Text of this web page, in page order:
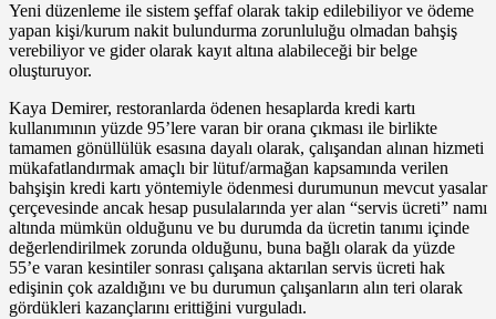
Yeni düzenleme ile sistem şeffaf olarak takip edilebiliyor ve ödeme
yapan kişi/kurum nakit bulundurma zorunluluğu olmadan bahşiş
verebiliyor ve gider olarak kayıt altına alabileceği bir belge
oluşturuyor.
Kaya Demirer, restoranlarda ödenen hesaplarda kredi kartı
kullanımının yüzde 95’lere varan bir orana çıkması ile birlikte
tamamen gönüllülük esasına dayalı olarak, çalışandan alınan hizmeti
mükafatlandırmak amaçlı bir lütuf/armağan kapsamında verilen
bahşişin kredi kartı yöntemiyle ödenmesi durumunun mevcut yasalar
çerçevesinde ancak hesap pusulalarında yer alan “servis ücreti” namı
altında mümkün olduğunu ve bu durumda da ücretin tanımı içinde
değerlendirilmek zorunda olduğunu, buna bağlı olarak da yüzde
55’e varan kesintiler sonrası çalışana aktarılan servis ücreti hak
edişinin çok azaldığını ve bu durumun çalışanların alın teri olarak
gördükleri kazançlarını erittiğini vurguladı.